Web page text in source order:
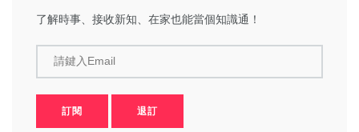
了解時事、接收新知、在家也能當個知識通！
請鍵入Email
訂閱 退訂